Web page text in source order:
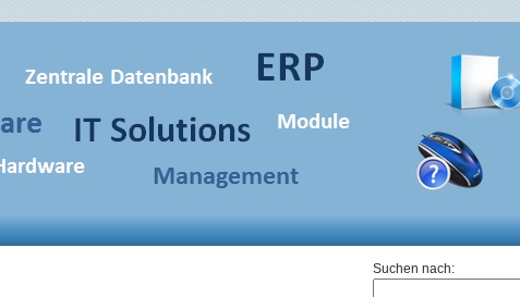
Suchen nach: